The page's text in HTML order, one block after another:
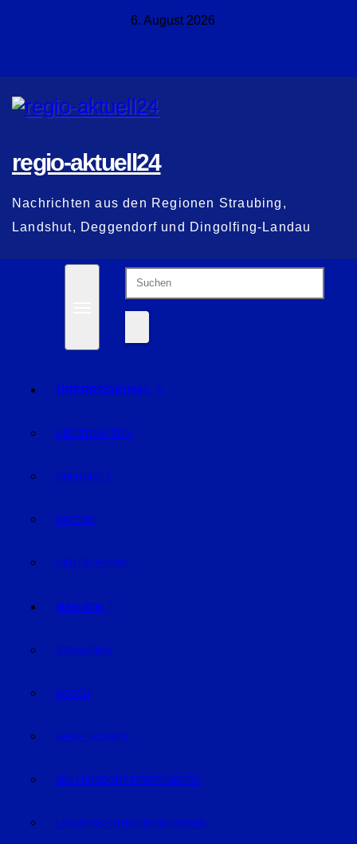
6. August 2026
regio-aktuell24
Nachrichten aus den Regionen Straubing,
Landshut, Deggendorf und Dingolfing-Landau
ÜBERREGIONAL
NIEDERBAYERN
OBERPFALZ
BAYERN
DEUTSCHLAND
REGION
STRAUBING
BOGEN
GEISELHÖRING
MALLERSDORF-PFAFFENBERG
LANDKREIS STRAUBING-BOGEN